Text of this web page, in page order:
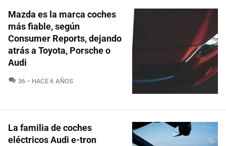
Mazda es la marca coches
más fiable, según
Consumer Reports, dejando
atrás a Toyota, Porsche o
Audi
36 COMENTARIOS
HACE 6 AÑOS
La familia de coches
eléctricos Audi e-tron